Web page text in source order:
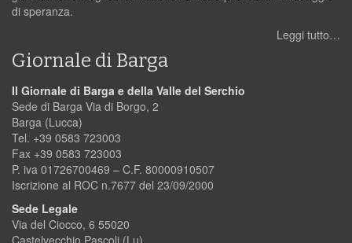
di speranza.
Leggi tutto…
Giornale di Barga
Il Giornale di Barga e della Valle del Serchio
Sede di Barga Via di Borgo, 2
Barga (Lucca)
Tel. +39 0583 723003
Fax +39 0583 723003
P. iva 01726700469 – C.F. 80000910507
Iscrizione al ROC n.7677 del 23/09/2000
Sede Legale
Via del Ciocco, 6 55020
Castelvecchio Pascoli (Lu)